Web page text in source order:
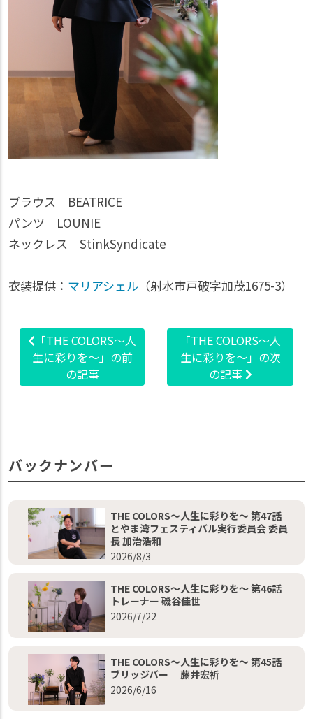
ブラウス BEATRICE
パンツ LOUNIE
ネックレス StinkSyndicate
衣装提供： マリアシェル （射水市戸破字加茂1675-3）
「THE COLORS～人
生に彩りを～」の前
の記事
「THE COLORS～人
生に彩りを～」の次
の記事
バックナンバー
THE COLORS～人生に彩りを～ 第47話
とやま湾フェスティバル実行委員会 委員
長 加治浩和
2026/8/3
THE COLORS～人生に彩りを～ 第46話
トレーナー 磯谷佳世
2026/7/22
THE COLORS～人生に彩りを～ 第45話
ブリッジバー 藤井宏祈
2026/6/16